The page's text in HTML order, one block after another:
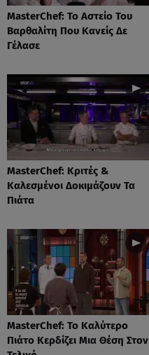
MasterChef: Το Αστείο Του
Βαρθαλίτη Που Κανείς Δε
Γέλασε
MasterChef: Κριτές &
Καλεσμένοι Δοκιμάζουν Τα
Πιάτα
MasterChef: Το Καλύτερο
Πιάτο Κερδίζει Μια Θέση Στον